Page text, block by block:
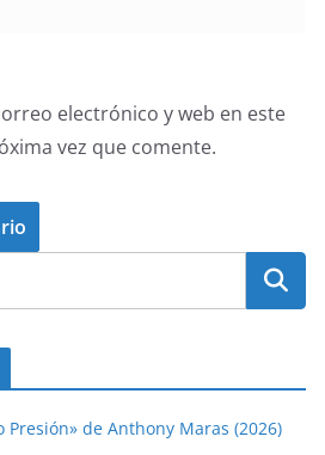
electrónico y web en este
vez que comente.
Presión» de Anthony Maras (2026)